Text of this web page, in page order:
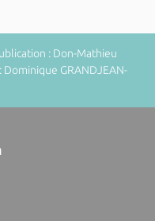
: Don-Mathieu
GRANDJEAN-